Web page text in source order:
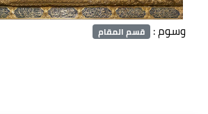
وسوم : قسم المقام